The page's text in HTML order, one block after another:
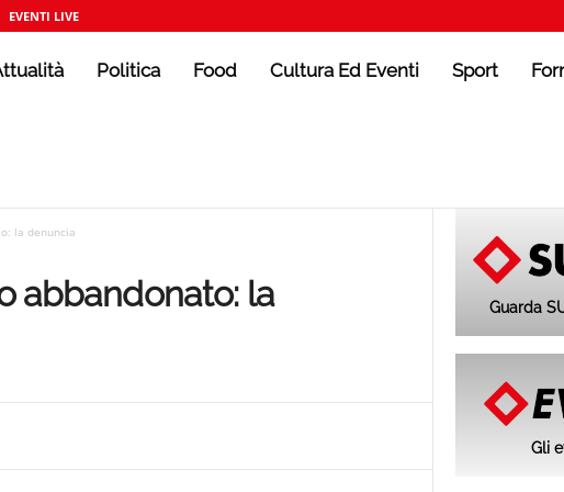
EVENTI LIVE
Politica Food Cultura Ed Eventi Sport
la denuncia
abbandonato: la
Guarda
Gli